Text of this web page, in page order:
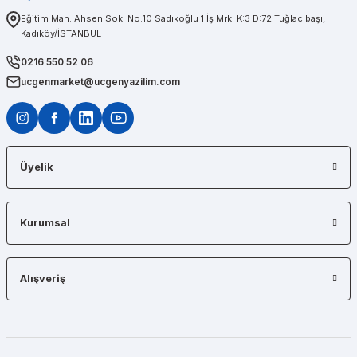
Eğitim Mah. Ahsen Sok. No:10 Sadıkoğlu 1 İş Mrk. K:3 D:72 Tuğlacıbaşı,
Kadıköy/İSTANBUL
0216 550 52 06
ucgenmarket@ucgenyazilim.com
Üyelik
Kurumsal
Alışveriş